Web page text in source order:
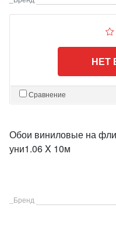
НЕТ
Сравнение
Обои виниловые на
уни1.06 X 10м
_Бренд